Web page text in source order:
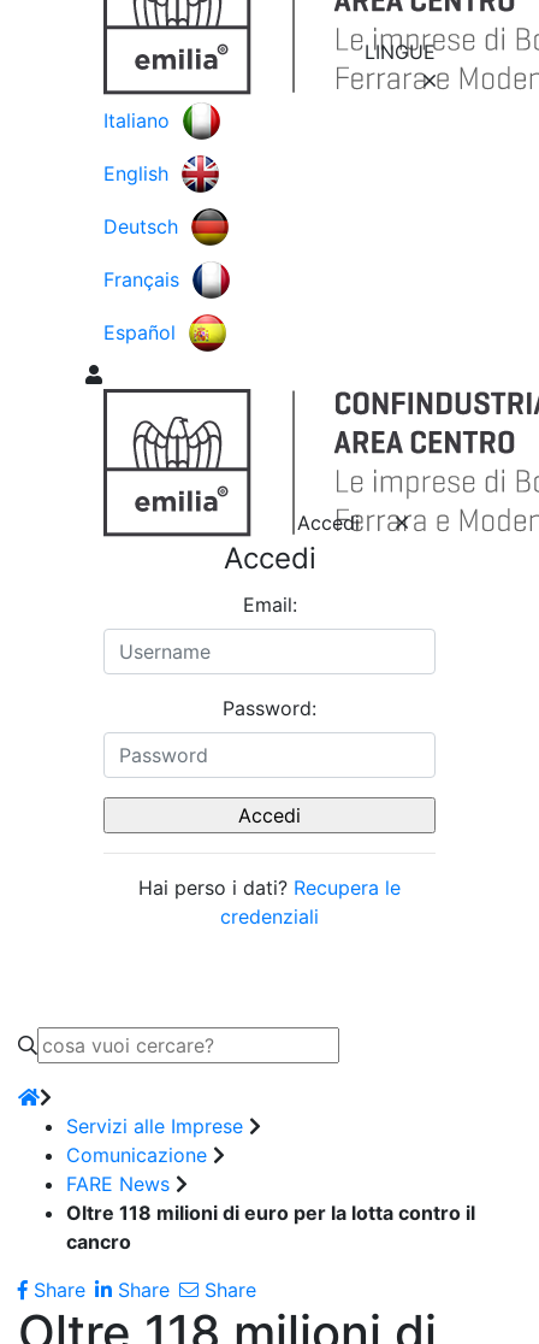
LINGUE
Italiano
English
Deutsch
Français
Español
Accedi
Accedi
Email:
Password:
Hai perso i dati? Recupera le
credenziali
Servizi alle Imprese
Comunicazione
FARE News
Oltre 118 milioni di euro per la lotta contro il
cancro
Share
Share Share